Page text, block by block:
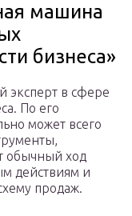
машина
бизнеса»
эксперт в сфере
По его
может всего
обычный ход
действиям и
продаж.